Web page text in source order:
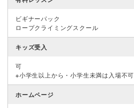
ビギナーパック
ロープクライミングスクール
キッズ受入
可
※小学生以上から・小学生未満は入場不可
ホームページ